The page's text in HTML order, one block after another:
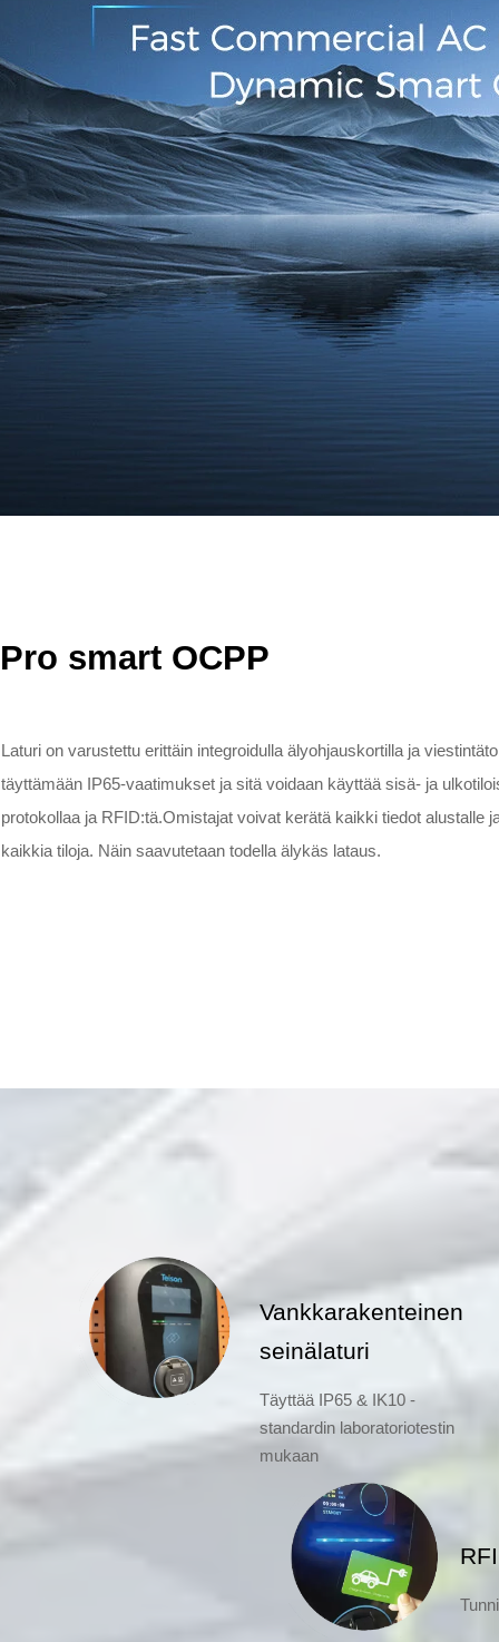
Pro smart OCPP
Laturi on varustettu erittäin integroidulla älyohjauskortilla ja
täyttämään IP65-vaatimukset ja sitä voidaan käyttää sisä- ja
protokollaa ja RFID:tä.Omistajat voivat kerätä kaikki tiedot alustalle
kaikkia tiloja. Näin saavutetaan todella älykäs lataus.
Vankkarakenteinen
seinälaturi
Täyttää IP65 & IK10 -
standardin laboratoriotestin
mukaan